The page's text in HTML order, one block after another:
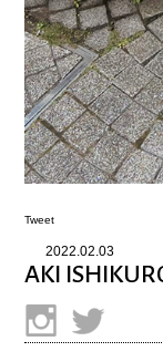
Tweet
2022.02.03
AKI